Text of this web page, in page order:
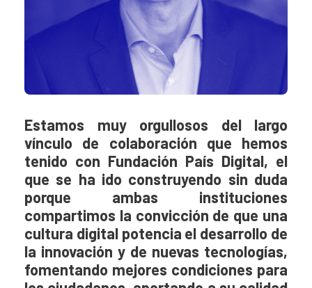
Estamos muy orgullosos del largo
vínculo de colaboración que hemos
tenido con Fundación País Digital, el
que se ha ido construyendo sin duda
porque ambas instituciones
compartimos la convicción de que una
cultura digital potencia el desarrollo de
la innovación y de nuevas tecnologías,
fomentando mejores condiciones para